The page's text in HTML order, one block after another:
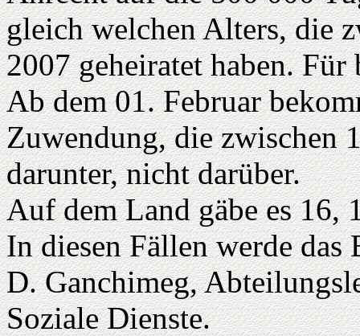
gleich welchen Alters, die
2007 geheiratet haben. Für
Ab dem 01. Februar
Zuwendung, die zwischen
darunter, nicht darüber.
Auf dem Land gäbe es 16,
In diesen Fällen werde
D. Ganchimeg,
Soziale Dienste.